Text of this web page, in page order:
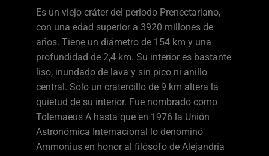
Es un viejo cráter del periodo Prenectariano,
con una edad superior a 3920 millones de
años. Tiene un diámetro de 154 km y una
profundidad de 2,4 km. Su interior es bastante
liso, inundado de lava y sin pico ni anillo
central. Solo un cratercillo de 9 km altera la
quietud de su interior. Fue nombrado como
Tolemaeus A hasta que en 1976 la Unión
Astronómica Internacional lo denominó
Ammonius en honor al filósofo de Alejandría